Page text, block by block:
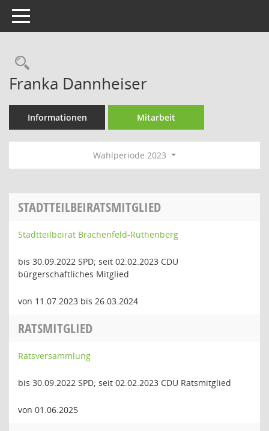
Toggle navigation
Rechercheauswahl
Franka Dannheiser
Informationen Mitarbeit
Wahlperiode 2023
STADTTEILBEIRATSMITGLIED
Stadtteilbeirat Brachenfeld-Ruthenberg
bis 30.09.2022 SPD; seit 02.02.2023 CDU
bürgerschaftliches Mitglied
von 11.07.2023 bis 26.03.2024
RATSMITGLIED
Ratsversammlung
bis 30.09.2022 SPD; seit 02.02.2023 CDU Ratsmitglied
von 01.06.2025